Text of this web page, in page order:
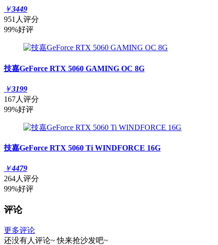
￥3449
951人评分
99%好评
技嘉GeForce RTX 5060 GAMING OC 8G
￥3199
167人评分
99%好评
技嘉GeForce RTX 5060 Ti WINDFORCE 16G
￥4479
264人评分
99%好评
评论
更多评论
还没有人评论~ 快来抢沙发吧~